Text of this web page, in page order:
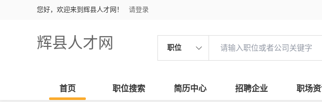
您好，欢迎来到辉县人才网！ 请登录
辉县人才网 职位
首页 职位搜索 简历中心 招聘企业 职场